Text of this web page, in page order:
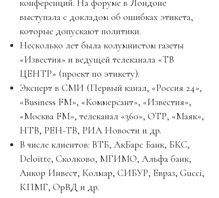
конференций. На форуме в Лондоне
выступала с докладом об ошибках этикета,
которые допускают политики.
Несколько лет была колумнистом газеты
«Известия» и ведущей телеканала «ТВ
ЦЕНТР» (проект по этикету).
Эксперт в СМИ (Первый канал, «Россия 24»,
«Business FM», «Коммерсант», «Известия»,
«Москва FM», телеканал «360», ОТР, «Маяк»,
НТВ, РЕН-ТВ, РИА Новости и др.
В числе клиентов: ВТБ, АкБарс Банк, БКС,
Deloitte, Сколково, МГИМО, Альфа банк,
Анкор Инвест, Колмар, СИБУР, Евраз, Gucci,
КПМГ, ОрВД и др.